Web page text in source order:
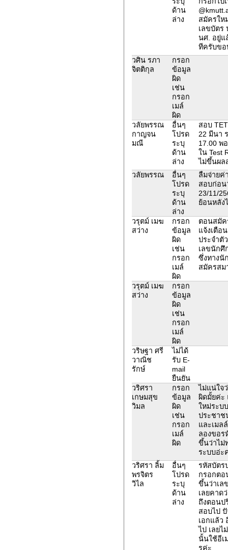
ด้าน
ล่าง
สมัครให
เลขบัตร
นศ. อยู่แ
ทีครับข
วศิน รภา
จิตติกุล
กรอก
ข้อมูล
ผิด
เช่น
กรอก
เมล์
ผิด
วลัยพรรณ
กาญจน
มณี
อื่นๆ
โปรด
ระบุ
ด้าน
ล่าง
สอบ
22 มีนา
17.00 พ
ใน Test
ไม่ขึ้นผล
วลัยพรรณ
อื่นๆ
โปรด
ระบุ
ด้าน
ล่าง
ลืมจ่ายค่
สอบก่อน
23/11/
ย้อนหลัง
วรุตม์ เมฆ
สว่าง
กรอก
ข้อมูล
ผิด
เช่น
กรอก
เมล์
ผิด
ตอนสมั
แจ้งเตือ
ประจำตั
เลขนักศึ
ซึ่งทางนั
สมัครสม
วรุตม์ เมฆ
สว่าง
กรอก
ข้อมูล
ผิด
เช่น
กรอก
เมล์
ผิด
วริษฐา ศรี
วาณิช
รักษ์
ไม่ได้
รับ E-
mail
ยืนยัน
วริศรา
เกษมสุข
วิมล
กรอก
ข้อมูล
ผิด
เช่น
กรอก
เมล์
ผิด
ไม่แน่ใจ
ผิดมั้ยค่ะ
ใหม่ระบ
ประชาช
และเมล
ลองขอร
ขึ้นว่าไม่
ระบบอ่ะ
วริศรา ลิ้ม
พรจิตร
วิไล
อื่นๆ
โปรด
ระบุ
ด้าน
ล่าง
รหัสบัตร
กรอกต
ขึ้นว่าเล
เลยคาด
ถึงตอนป
สอบไป
เอกแล้ว
ไป เลยไ
นั้นใช้อีเ
รค่ะ